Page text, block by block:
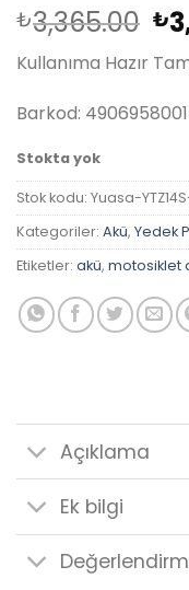
₺3,365.00 ₺
Kullanıma Hazır
Barkod:
Stokta yok
Stok kodu: Yuasa-
Kategoriler: Akü, Yedek
Etiketler: akü, motosiklet
Açıklama
Ek bilgi